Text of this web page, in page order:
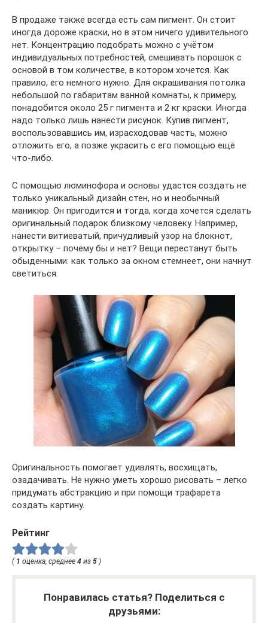
В продаже также всегда есть сам пигмент. Он стоит
иногда дороже краски, но в этом ничего удивительного
нет. Концентрацию подобрать можно с учётом
индивидуальных потребностей, смешивать порошок с
основой в том количестве, в котором хочется. Как
правило, его немного нужно. Для окрашивания потолка
небольшой по габаритам ванной комнаты, к примеру,
понадобится около 25 г пигмента и 2 кг краски. Иногда
надо только лишь нанести рисунок. Купив пигмент,
воспользовавшись им, израсходовав часть, можно
отложить его, а позже украсить с его помощью ещё
что-либо.
С помощью люминофора и основы удастся создать не
только уникальный дизайн стен, но и необычный
маникюр. Он пригодится и тогда, когда хочется сделать
оригинальный подарок близкому человеку. Например,
нанести витиеватый, причудливый узор на блокнот,
открытку – почему бы и нет? Вещи перестанут быть
обыденными: как только за окном стемнеет, они начнут
светиться.
Оригинальность помогает удивлять, восхищать,
озадачивать. Не нужно уметь хорошо рисовать – легко
придумать абстракцию и при помощи трафарета
создать картину.
Рейтинг
( 1 оценка, среднее 4 из 5 )
Понравилась статья? Поделиться с
друзьями: